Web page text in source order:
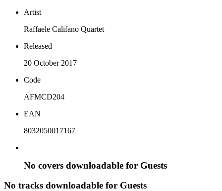
Artist
Raffaele Califano Quartet
Released
20 October 2017
Code
AFMCD204
EAN
8032050017167
No covers downloadable for Guests
No tracks downloadable for Guests